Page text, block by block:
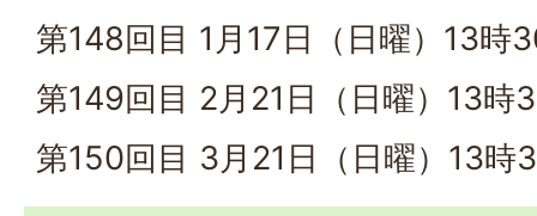
第148回目 1月17日（日曜）13時
第149回目 2月21日（日曜）13時
第150回目 3月21日（日曜）13時